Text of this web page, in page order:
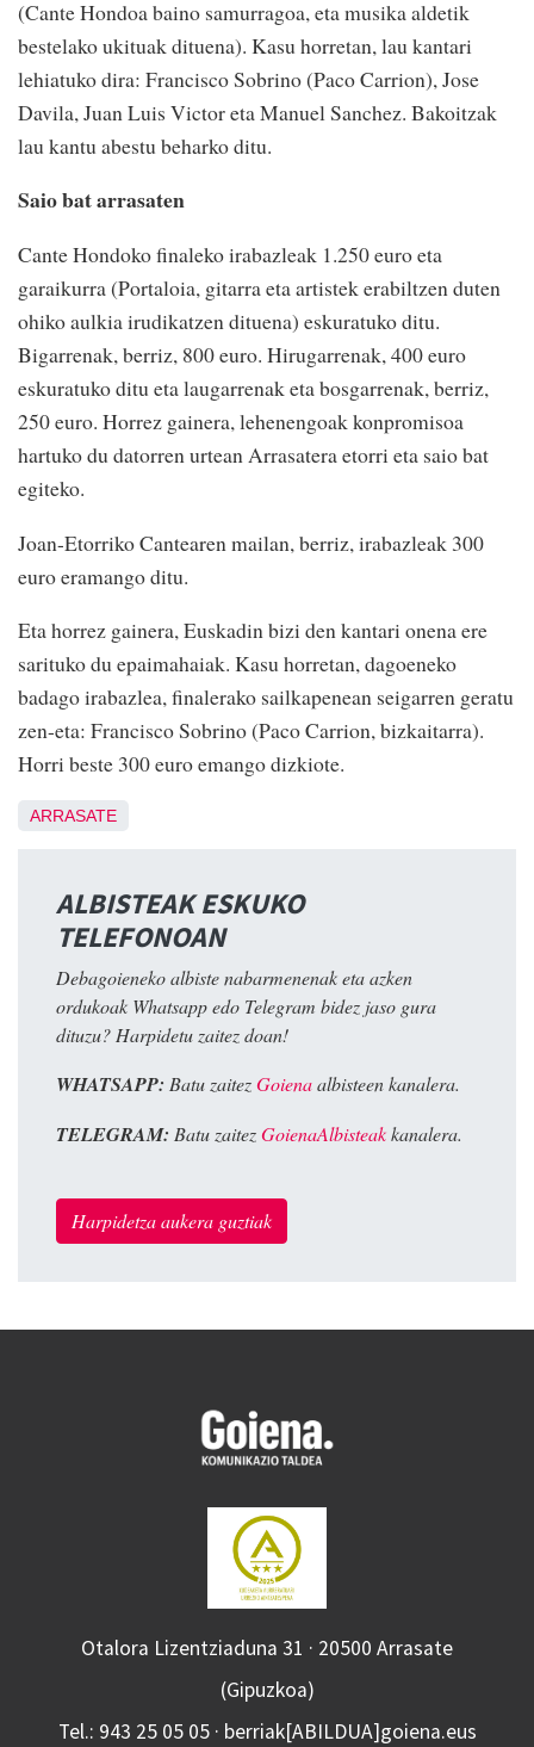
(Cante Hondoa baino samurragoa, eta musika aldetik
bestelako ukituak dituena). Kasu horretan, lau kantari
lehiatuko dira: Francisco Sobrino (Paco Carrion), Jose
Davila, Juan Luis Victor eta Manuel Sanchez. Bakoitzak
lau kantu abestu beharko ditu.
Saio bat arrasaten
Cante Hondoko finaleko irabazleak 1.250 euro eta
garaikurra (Portaloia, gitarra eta artistek erabiltzen duten
ohiko aulkia irudikatzen dituena) eskuratuko ditu.
Bigarrenak, berriz, 800 euro. Hirugarrenak, 400 euro
eskuratuko ditu eta laugarrenak eta bosgarrenak, berriz,
250 euro. Horrez gainera, lehenengoak konpromisoa
hartuko du datorren urtean Arrasatera etorri eta saio bat
egiteko.
Joan-Etorriko Cantearen mailan, berriz, irabazleak 300
euro eramango ditu.
Eta horrez gainera, Euskadin bizi den kantari onena ere
sarituko du epaimahaiak. Kasu horretan, dagoeneko
badago irabazlea, finalerako sailkapenean seigarren geratu
zen-eta: Francisco Sobrino (Paco Carrion, bizkaitarra).
Horri beste 300 euro emango dizkiote.
ARRASATE
ALBISTEAK ESKUKO
TELEFONOAN
Debagoieneko albiste nabarmenenak eta azken
ordukoak Whatsapp edo Telegram bidez jaso gura
dituzu? Harpidetu zaitez doan!
WHATSAPP: Batu zaitezGoienaalbisteen kanalera.
TELEGRAM: Batu zaitezGoienaAlbisteakkanalera.
Harpidetza aukera guztiak
Otalora Lizentziaduna 31 · 20500 Arrasate
(Gipuzkoa)
Tel.: 943 25 05 05 · berriak[ABILDUA]goiena.eus